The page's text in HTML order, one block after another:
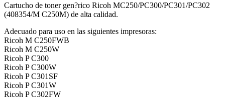
Cartucho de toner gen?rico Ricoh MC250/PC300/PC301/PC302
(408354/M C250M) de alta calidad.
Adecuado para uso en las siguientes impresoras:
Ricoh M C250FWB
Ricoh M C250W
Ricoh P C300
Ricoh P C300W
Ricoh P C301SF
Ricoh P C301W
Ricoh P C302FW